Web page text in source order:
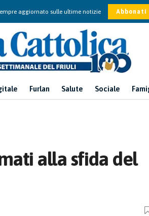
aggiornato sulle ultime notizie Abbonati
Furlan Salute Sociale
alla sfida del